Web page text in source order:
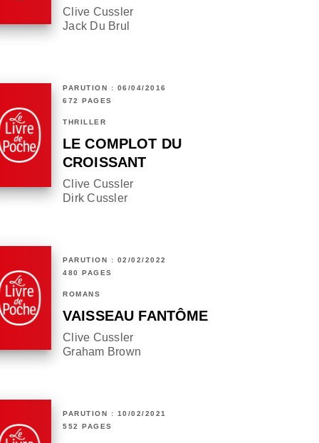
Clive Cussler
Jack Du Brul
PARUTION : 06/04/2016
672 PAGES
THRILLER
LE COMPLOT DU
CROISSANT
Clive Cussler
Dirk Cussler
PARUTION : 02/02/2022
480 PAGES
ROMANS
VAISSEAU FANTÔME
Clive Cussler
Graham Brown
PARUTION : 10/02/2021
552 PAGES